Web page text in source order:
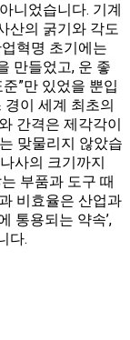
니었습니다. 기계
산의 굵기와 각도
혁명 초기에는
만들었고, 운 좋
”만 있었을 뿐입
이 세계 최초의
간격은 제각각이
맞물리지 않았습
사의 크기까지
부품과 도구 때
비효율은 산업과
통용되는 약속’,
다.